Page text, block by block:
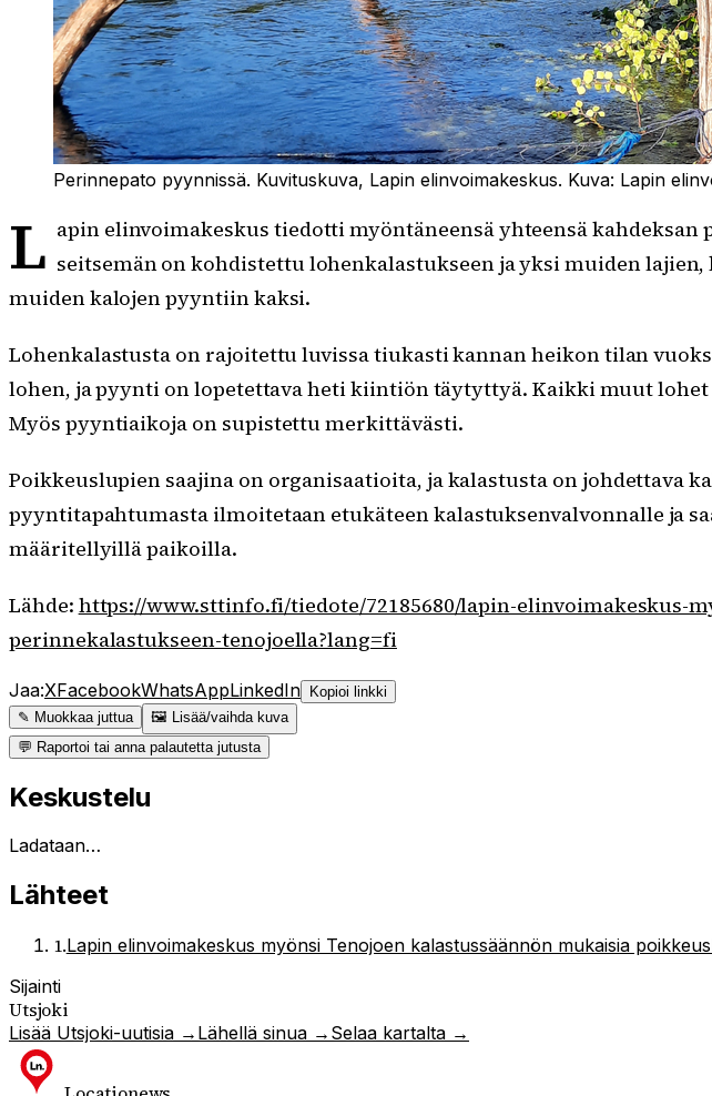
Perinnepato pyynnissä. Kuvituskuva, Lapin elinvoimakeskus. Kuva: Lapin
L apin elinvoimakeskus tiedotti myöntäneensä yhteensä
seitsemän on kohdistettu lohenkalastukseen ja yksi muiden
muiden kalojen pyyntiin kaksi.
Lohenkalastusta on rajoitettu luvissa tiukasti kannan heikon tilan
lohen, ja pyynti on lopetettava heti kiintiön täytyttyä. Kaikki muut
Myös pyyntiaikoja on supistettu merkittävästi.
Poikkeuslupien saajina on organisaatioita, ja kalastusta on johdettava
pyyntitapahtumasta ilmoitetaan etukäteen kalastuksenvalvonnalle ja
määritellyillä paikoilla.
Lähde: https://www.sttinfo.fi/tiedote/72185680/lapin-elinvoimakeskus-
perinnekalastukseen-tenojoella?lang=fi
Jaa:XFacebookWhatsAppLinkedIn Kopioi linkki
✎ Muokkaa juttua
🖼 Lisää/vaihda kuva
💬 Raportoi tai anna palautetta jutusta
Keskustelu
Ladataan…
Lähteet
1.Lapin elinvoimakeskus myönsi Tenojoen kalastussäännön mukaisia
Sijainti
Utsjoki
Lisää Utsjoki-uutisia → Lähellä sinua → Selaa kartalta →